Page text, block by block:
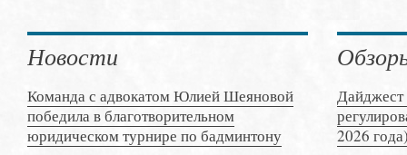
Новости
Команда с адвокатом Юлией Шеяновой
победила в благотворительном
юридическом турнире по бадминтону
Дайджест
2026